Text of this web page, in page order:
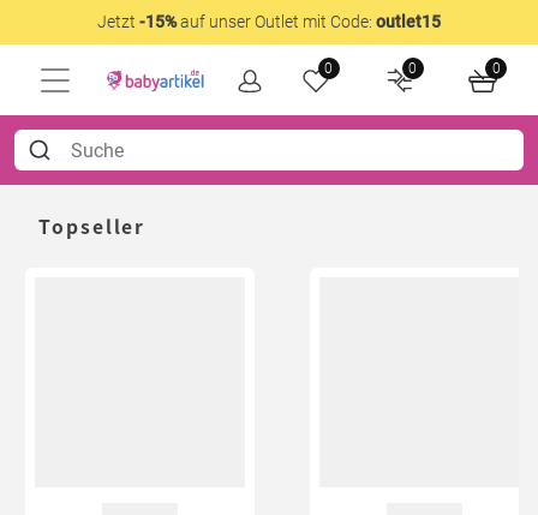
Jetzt -15%auf unser Outlet mit Code: outlet15
0 0 0
Topseller